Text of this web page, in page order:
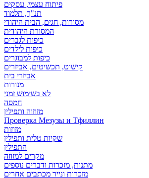
פיתוח עצמי, עסקים
תנ"ך, תלמוד
מסורות, חגים, הבית היהודי
המסורת היהודית
כיפות לגברים
כיפות לילדים
כיפות למבוגרים
קישוט, תכשיטים, אביזרים
אביזרי בית
מנורות
לא בשימוש זמני
חמסה
מזוזוה ותפילין
Проверка Мезузы и Тфиллин
מזוזות
שקיות טלית ותפילין
התפילין
מקרים למזוזה
מתנות, מזכרות ודברים נוספים
מזכרות ונייר מכתבים אחרים